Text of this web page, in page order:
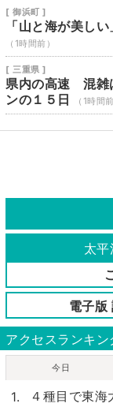
[ 御浜町 ]
「山と海が美し
（1時間前）
[ 三重県 ]
県内の高速 混雑
ンの１５日
（1時間前
太平
電子版
アクセスランキン
今日
４種目で東